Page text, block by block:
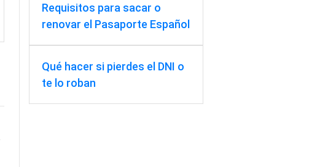
Requisitos para sacar o
renovar el Pasaporte Español
Qué hacer si pierdes el DNI o
te lo roban